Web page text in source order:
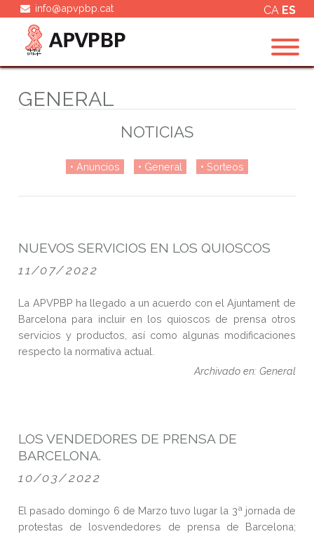
info@apvpbp.cat CA ES
GENERAL
NOTICIAS
Anuncios General Sorteos
11/07/2022
NUEVOS SERVICIOS EN LOS QUIOSCOS
La APVPBP ha llegado a un acuerdo con el Ajuntament de
Barcelona para incluir en los quioscos de prensa otros
servicios y productos, así como algunas modificaciones
respecto la normativa actual.
Archivado en: General
10/03/2022
LOS VENDEDORES DE PRENSA DE
BARCELONA.
El pasado domingo 6 de Marzo tuvo lugar la 3ª jornada de
protestas de losvendedores de prensa de Barcelona;